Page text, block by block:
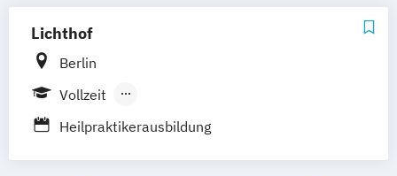
Heilpraktiker-Ausbildung "Silber"
Lichthof
Berlin
Vollzeit
Berufsbegleitender Präsenzlehrgang
Heilpraktikerausbildung